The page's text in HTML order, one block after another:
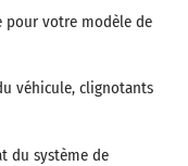
pour votre modèle de
véhicule, clignotants
du système de